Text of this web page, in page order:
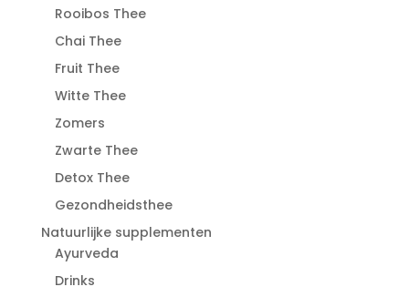
Rooibos Thee
Chai Thee
Fruit Thee
Witte Thee
Zomers
Zwarte Thee
Detox Thee
Gezondheidsthee
Natuurlijke supplementen
Ayurveda
Drinks